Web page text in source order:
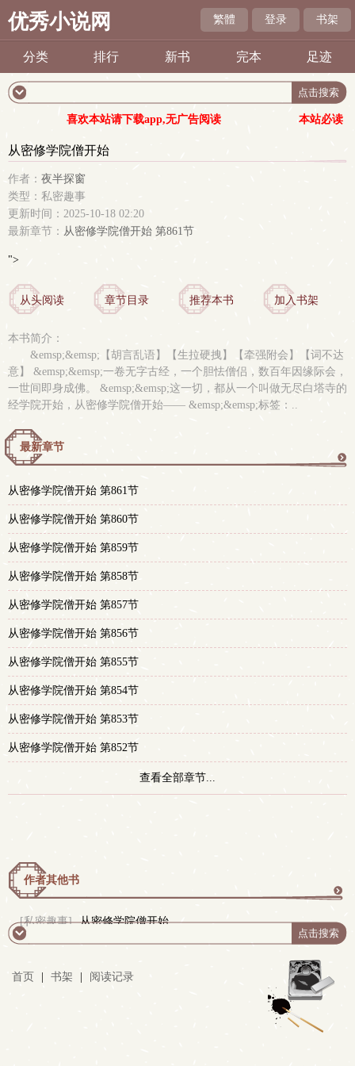
优秀小说网 繁體 登录 书架
分类 排行 新书 完本 足迹
喜欢本站请下载app,无广告阅读 本站必读
从密修学院僧开始
作者： 夜半探窗
类型：私密趣事
更新时间：2025-10-18 02:20
最新章节： 从密修学院僧开始 第861节
">
从头阅读 章节目录 推荐本书 加入书架
本书简介：
&emsp;&emsp;【胡言乱语】【生拉硬拽】【牵强附会】【词不达
意】 &emsp;&emsp;一卷无字古经，一个胆怯僧侣，数百年因缘际会，
一世间即身成佛。 &emsp;&emsp;这一切，都从一个叫做无尽白塔寺的
经学院开始，从密修学院僧开始—— &emsp;&emsp;标签：..
最新章节
从密修学院僧开始 第861节
从密修学院僧开始 第860节
从密修学院僧开始 第859节
从密修学院僧开始 第858节
从密修学院僧开始 第857节
从密修学院僧开始 第856节
从密修学院僧开始 第855节
从密修学院僧开始 第854节
从密修学院僧开始 第853节
从密修学院僧开始 第852节
查看全部章节...
作者其他书
多
[私密趣事] 从密修学院僧开始
首页 书架 阅读记录